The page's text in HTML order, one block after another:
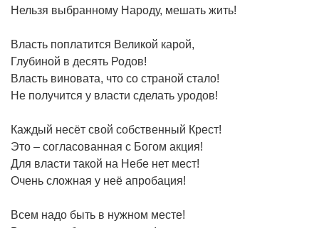
Нельзя выбранному Народу, мешать жить!
Власть поплатится Великой карой,
Глубиной в десять Родов!
Власть виновата, что со страной стало!
Не получится у власти сделать уродов!
Каждый несёт свой собственный Крест!
Это – согласованная с Богом акция!
Для власти такой на Небе нет мест!
Очень сложная у неё апробация!
Всем надо быть в нужном месте!